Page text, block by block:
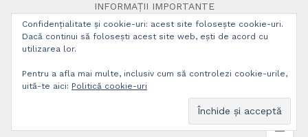
INFORMAȚII IMPORTANTE
Politica de confidențialitate
Ne pare rău, dacă sunteți nemulțumit.
Hypermarket
Confidențialitate și cookie-uri: acest site folosește cookie-uri.
Dacă continui să folosești acest site web, ești de acord cu
utilizarea lor.
Pentru a afla mai multe, inclusiv cum să controlezi cookie-urile,
uită-te aici: Politică cookie-uri